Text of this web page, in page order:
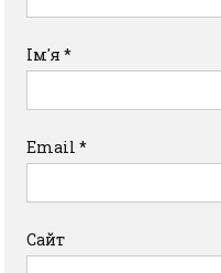
Ім'я*
Email*
Сайт